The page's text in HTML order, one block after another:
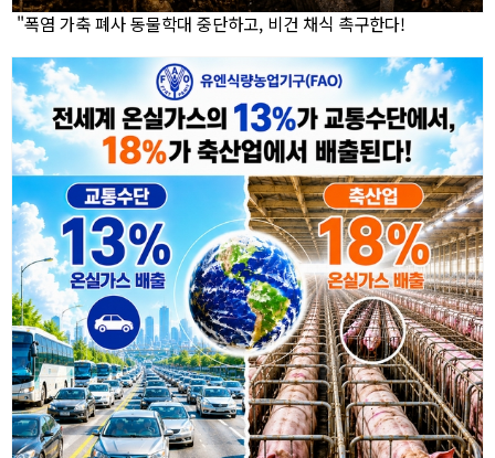
"폭염 가축 폐사 동물학대 중단하고, 비건 채식 촉구한다!